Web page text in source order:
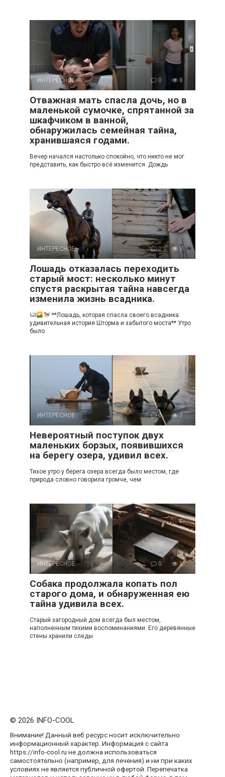
ИНТЕРЕСНОЕ 0 8
Отважная мать спасла дочь, но в
маленькой сумочке, спрятанной за
шкафчиком в ванной,
обнаружилась семейная тайна,
хранившаяся годами.
Вечер начался настолько спокойно, что никто не мог
представить, как быстро всё изменится. Дождь
ИНТЕРЕСНОЕ 0 7
Лошадь отказалась переходить
старый мост: несколько минут
спустя раскрытая тайна навсегда
изменила жизнь всадника.
**Лошадь, которая спасла своего всадника:
удивительная история Шторма и забытого моста** Утро
было
ИНТЕРЕСНОЕ 0 7
Невероятный поступок двух
маленьких борзых, появившихся
на берегу озера, удивил всех.
Тихое утро у берега озера всегда было местом, где
природа словно говорила громче, чем
ИНТЕРЕСНОЕ 0 5
Собака продолжала копать пол
старого дома, и обнаруженная ею
тайна удивила всех.
Старый загородный дом всегда был местом,
наполненным тихими воспоминаниями. Его деревянные
стены хранили следы
© 2026 INFO-COOL
Внимание! Данный веб ресурс носит исключительно
информационный характер. Информация с сайта
https://info-cool.ru не должна использоваться
самостоятельно (например, для лечения) и ни при каких
условиях не является публичной офертой. Перепечатка